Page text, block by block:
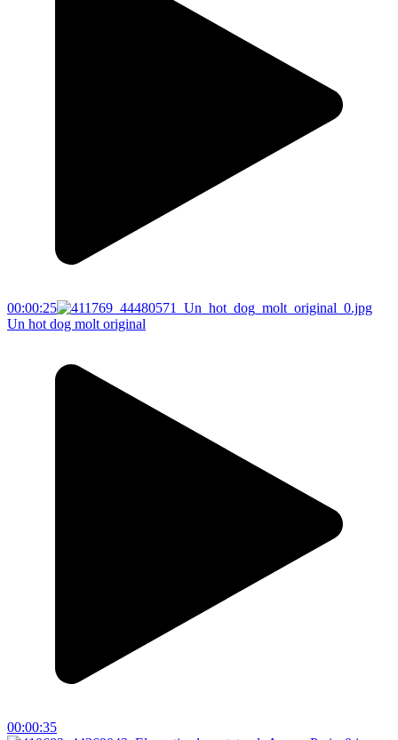
00:00:25
Un hot dog molt original
00:00:35